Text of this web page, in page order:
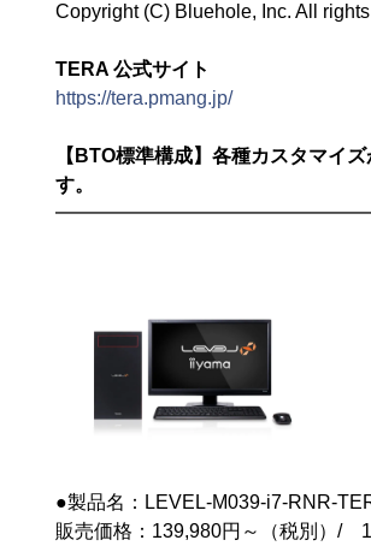
Copyright (C) Bluehole, Inc. All
TERA 公式サイト
https://tera.pmang.jp/
【BTO標準構成】各種カスタマイ
す。
●製品名：LEVEL-M039-i7-RNR-
販売価格：139,980円～（税別）/